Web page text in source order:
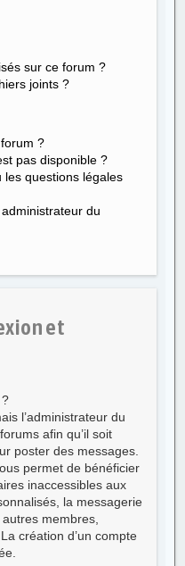
sur ce forum ?
joints ?
?
pas disponible ?
les questions légales
du
et
l’administrateur du
afin qu’il soit
poster des messages.
permet de bénéficier
inaccessibles aux
la messagerie
membres,
création d’un compte